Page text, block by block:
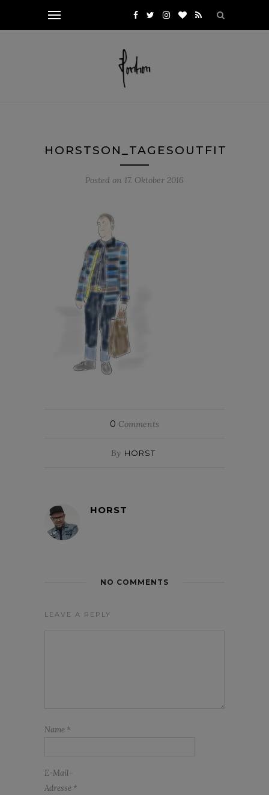
HORSTSON_TAGESOUTFIT
Posted on 17. Oktober 2016
0 Comments
By HORST
HORST
NO COMMENTS
LEAVE A REPLY
Name *
E-Mail-
Adresse *